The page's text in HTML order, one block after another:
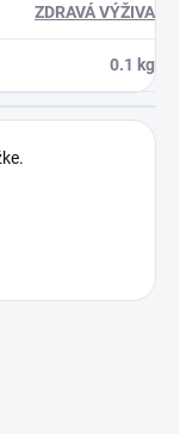
ZDRAVÁ VÝŽIVA
0.1 kg